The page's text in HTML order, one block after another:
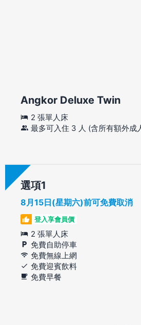
Angkor Deluxe Twin
2 張單人床
最多可入住 3 人 (含所有額外成
選項
8月15日(星期六)前可免費取消
登入享會員價
2 張單人床
免費自助停車
免費無線上網
免費迎賓飲料
免費早餐